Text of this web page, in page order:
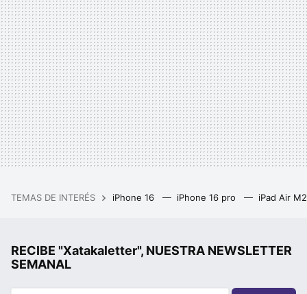
TEMAS DE INTERÉS iPhone 16 iPhone 16 pro iPad Air
RECIBE "Xatakaletter", NUESTRA NEWSLETTER
SEMANAL